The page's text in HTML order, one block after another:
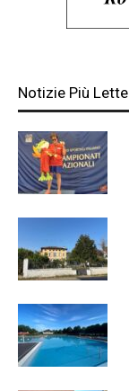
Notizie Più Lette